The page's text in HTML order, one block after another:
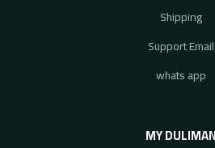
Shipping
Support Email
whats app
MY DULIMAN